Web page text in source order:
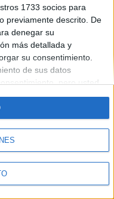
1733 socios para
previamente descrito. De
denegar su
más detallada y
su consentimiento.
de sus datos
pero usted
Sus
web. Puede cambiar
en cualquier
clic en el botón
web.
|Anúnciate
generales
- Diego de León 47 - 28006
91 593 2767